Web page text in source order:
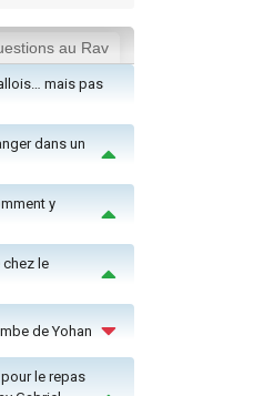
au Rav
mais pas
dans un
y
chez le
de Yohan
le repas